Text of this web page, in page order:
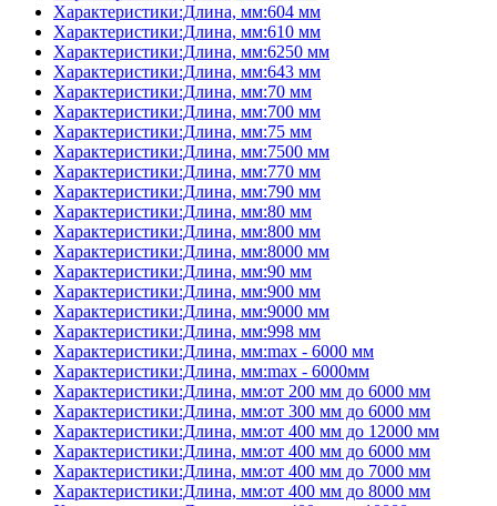
Характеристики:Длина, мм:604 мм
Характеристики:Длина, мм:610 мм
Характеристики:Длина, мм:6250 мм
Характеристики:Длина, мм:643 мм
Характеристики:Длина, мм:70 мм
Характеристики:Длина, мм:700 мм
Характеристики:Длина, мм:75 мм
Характеристики:Длина, мм:7500 мм
Характеристики:Длина, мм:770 мм
Характеристики:Длина, мм:790 мм
Характеристики:Длина, мм:80 мм
Характеристики:Длина, мм:800 мм
Характеристики:Длина, мм:8000 мм
Характеристики:Длина, мм:90 мм
Характеристики:Длина, мм:900 мм
Характеристики:Длина, мм:9000 мм
Характеристики:Длина, мм:998 мм
Характеристики:Длина, мм:max - 6000 мм
Характеристики:Длина, мм:max - 6000мм
Характеристики:Длина, мм:от 200 мм до 6000 мм
Характеристики:Длина, мм:от 300 мм до 6000 мм
Характеристики:Длина, мм:от 400 мм до 12000 мм
Характеристики:Длина, мм:от 400 мм до 6000 мм
Характеристики:Длина, мм:от 400 мм до 7000 мм
Характеристики:Длина, мм:от 400 мм до 8000 мм